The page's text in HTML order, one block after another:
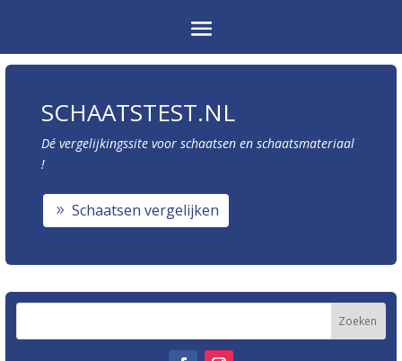
SCHAATSTEST.NL
Dé vergelijkingssite voor schaatsen en schaatsmateriaal
!
Schaatsen vergelijken